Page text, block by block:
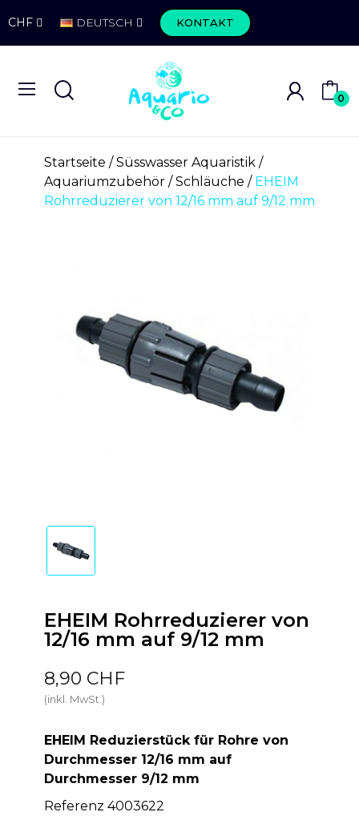
CHF DEUTSCH KONTAKT
0
Startseite
Süsswasser Aquaristik
Aquariumzubehör
Schläuche
EHEIM
Rohrreduzierer von 12/16 mm auf 9/12 mm
EHEIM Rohrreduzierer von
12/16 mm auf 9/12 mm
8,90 CHF
(inkl. MwSt.)
EHEIM Reduzierstück für Rohre von
Durchmesser 12/16 mm auf
Durchmesser 9/12 mm
Referenz 4003622